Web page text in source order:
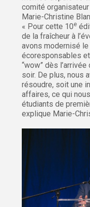
comité
Marie-Christine
« Pour cette 10e
de la fraîcheur à
avons modernisé
écoresponsables et
“wow” dès
soir. De plus, nous
résoudre, soit une
affaires, ce qui
étudiants de
explique Marie-